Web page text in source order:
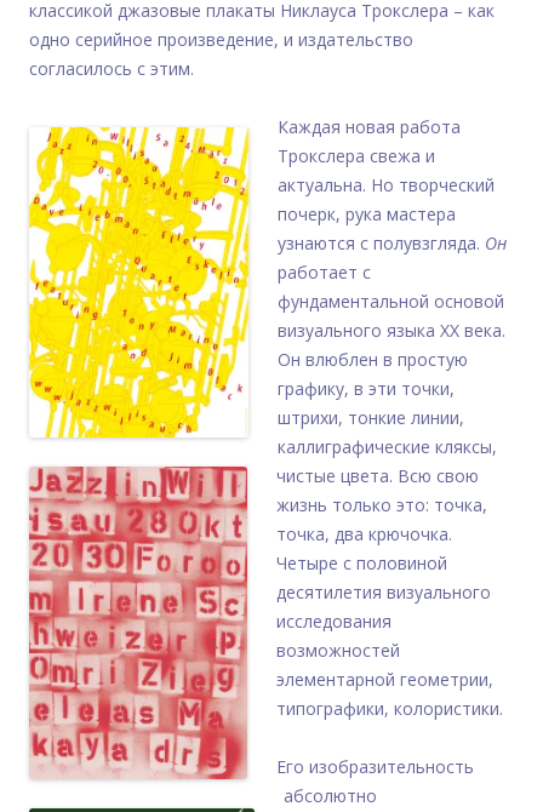
классикой джазовые плакаты Никлауса Трокслера – как
одно серийное произведение, и издательство
согласилось с этим.
Каждая новая работа
Трокслера свежа и
актуальна. Но творческий
почерк, рука мастера
узнаются с полувзгляда. Он
работает с
фундаментальной основой
визуального языка ХХ века.
Он влюблен в простую
графику, в эти точки,
штрихи, тонкие линии,
каллиграфические кляксы,
чистые цвета. Всю свою
жизнь только это: точка,
точка, два крючочка.
Четыре с половиной
десятилетия визуального
исследования
возможностей
элементарной геометрии,
типографики, колористики.
Его изобразительность
абсолютно